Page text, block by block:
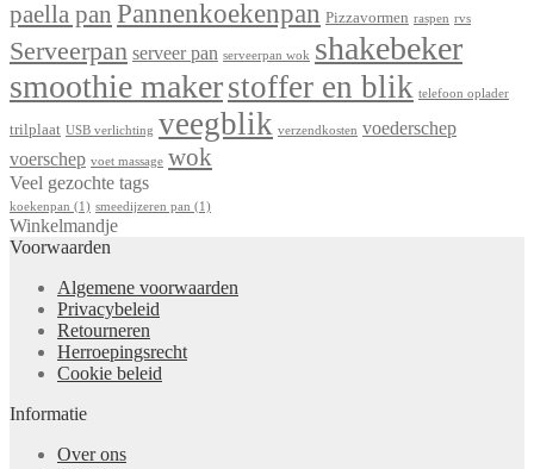
paella pan Pannenkoekenpan Pizzavormen raspen rvs
Serveerpan serveer pan serveerpan wok shakebeker
smoothie makerstoffer en blik telefoon oplader
trilplaat USB verlichting veegblik verzendkosten voederschep
voerschep voet massage wok
Veel gezochte tags
koekenpan (1) smeedijzeren pan (1)
Winkelmandje
Voorwaarden
Algemene voorwaarden
Privacybeleid
Retourneren
Herroepingsrecht
Cookie beleid
Informatie
Over ons